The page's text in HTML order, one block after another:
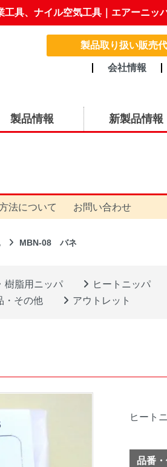
具、ナイル空気工具｜エアーニ
製品取り扱い販売
会社情報
製品情報 新製品情報
法について お問い合わせ
MBN-08 バネ
樹脂用ニッパ ヒートニッパ
・その他
アウトレット
ヒート
品番